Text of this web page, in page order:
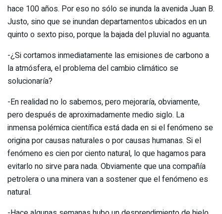
hace 100 años. Por eso no sólo se inunda la avenida Juan B.
Justo, sino que se inundan departamentos ubicados en un
quinto o sexto piso, porque la bajada del pluvial no aguanta.
-¿Si cortamos inmediatamente las emisiones de carbono a
la atmósfera, el problema del cambio climático se
solucionaría?
-En realidad no lo sabemos, pero mejoraría, obviamente,
pero después de aproximadamente medio siglo. La
inmensa polémica científica está dada en si el fenómeno se
origina por causas naturales o por causas humanas. Si el
fenómeno es cien por ciento natural, lo que hagamos para
evitarlo no sirve para nada. Obviamente que una compañía
petrolera o una minera van a sostener que el fenómeno es
natural.